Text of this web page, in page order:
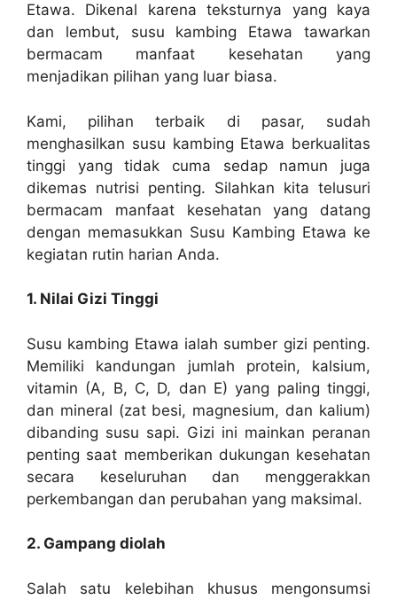
Etawa. Dikenal karena teksturnya yang kaya
dan lembut, susu kambing Etawa tawarkan
bermacam manfaat kesehatan yang
menjadikan pilihan yang luar biasa.
Kami, pilihan terbaik di pasar, sudah
menghasilkan susu kambing Etawa berkualitas
tinggi yang tidak cuma sedap namun juga
dikemas nutrisi penting. Silahkan kita telusuri
bermacam manfaat kesehatan yang datang
dengan memasukkan Susu Kambing Etawa ke
kegiatan rutin harian Anda.
1. Nilai Gizi Tinggi
Susu kambing Etawa ialah sumber gizi penting.
Memiliki kandungan jumlah protein, kalsium,
vitamin (A, B, C, D, dan E) yang paling tinggi,
dan mineral (zat besi, magnesium, dan kalium)
dibanding susu sapi. Gizi ini mainkan peranan
penting saat memberikan dukungan kesehatan
secara keseluruhan dan menggerakkan
perkembangan dan perubahan yang maksimal.
2. Gampang diolah
Salah satu kelebihan khusus mengonsumsi